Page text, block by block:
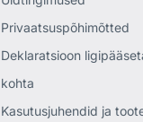
Privaatsuspõhimõtted
Deklaratsioon
kohta
Kasutusjuhendid ja